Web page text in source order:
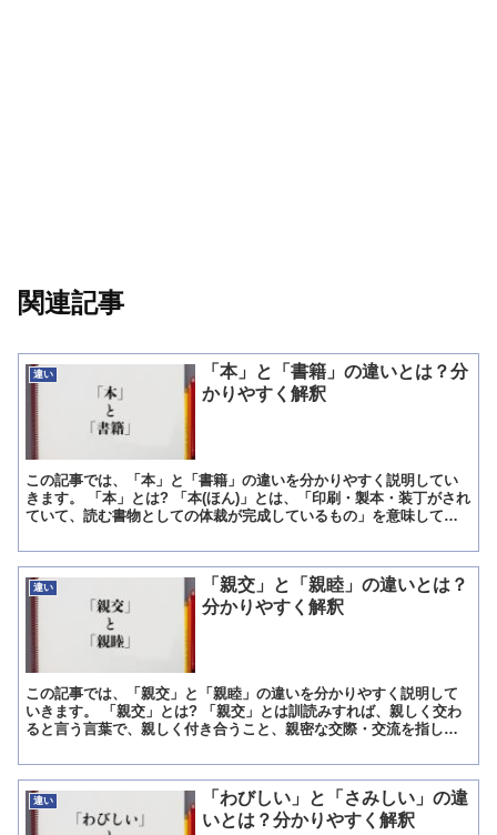
関連記事
違い
「本」と「書籍」の違いとは？分
かりやすく解釈
この記事では、「本」と「書籍」の違いを分かりやすく説明してい
きます。 「本」とは? 「本(ほん)」とは、「印刷・製本・装丁がされ
ていて、読む書物としての体裁が完成しているもの」を意味してい
違い
「親交」と「親睦」の違いとは？
分かりやすく解釈
この記事では、「親交」と「親睦」の違いを分かりやすく説明して
いきます。 「親交」とは? 「親交」とは訓読みすれば、親しく交わ
ると言う言葉で、親しく付き合うこと、親密な交際・交流を指しま
違い
「わびしい」と「さみしい」の違
いとは？分かりやすく解釈